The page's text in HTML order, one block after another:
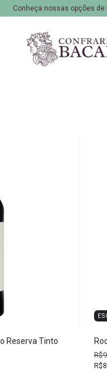
Conheça nossas opções de
Reserva Tinto